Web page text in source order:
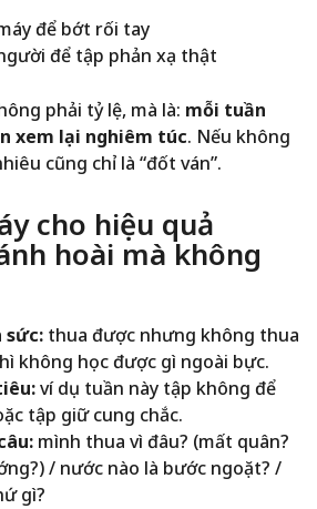
để bớt rối tay
để tập phản xạ thật
phải tỷ lệ, mà là: mỗi tuần
xem lại nghiêm túc. Nếu không
cũng chỉ là “đốt ván”.
cho hiệu quả
hoài mà không
sức: thua được nhưng không thua
không học được gì ngoài bực.
ví dụ tuần này tập không để
tập giữ cung chắc.
mình thua vì đâu? (mất quân?
/ nước nào là bước ngoặt? /
gì?